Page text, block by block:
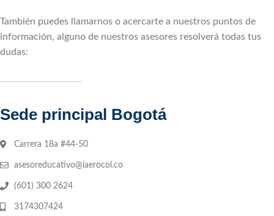
También puedes llamarnos o acercarte a nuestros puntos de
información, alguno de nuestros asesores resolverá todas tus
dudas:
Sede principal Bogotá
Carrera 18a #44-50
asesoreducativo@iaerocol.co
(601) 300 2624
3174307424